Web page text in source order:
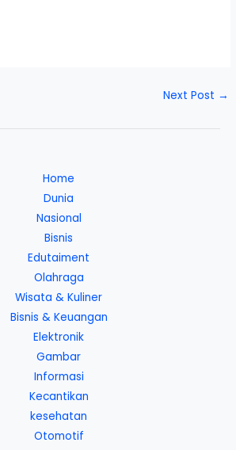
Next Post →
Home
Dunia
Nasional
Bisnis
Edutaiment
Olahraga
Wisata & Kuliner
Bisnis & Keuangan
Elektronik
Gambar
Informasi
Kecantikan
kesehatan
Otomotif